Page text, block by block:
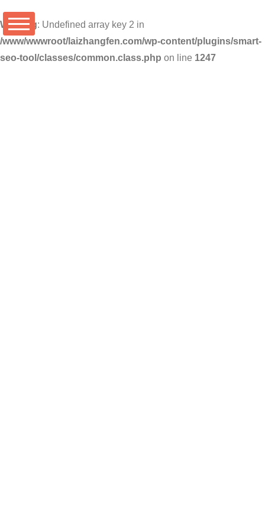
Warning: Undefined array key 2 in
/www/wwwroot/laizhangfen.com/wp-content/plugins/smart-
seo-tool/classes/common.class.php on line 1247